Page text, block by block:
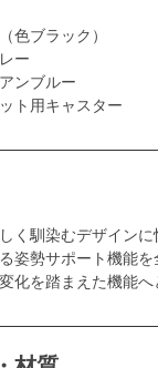
色ブラック）
ー
ンブルー
ト用キャスター
く馴染むデザイン
姿勢サポート機能
化を踏まえた機能へ